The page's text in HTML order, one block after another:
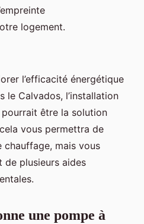
logement.
l’efficacité énergétique
le Calvados, l’installation
pourrait être la solution
vous permettra de
chauffage, mais vous
de plusieurs aides
une pompe à